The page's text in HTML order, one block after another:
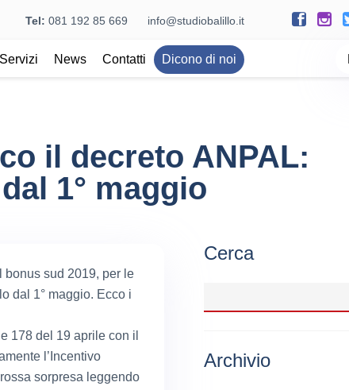
Tel: 081 192 85 669 info@studiobalillo.it
Servizi News Contatti Dicono di noi
il decreto ANPAL:
1° maggio
bonus sud 2019, per le
dal 1° maggio. Ecco i
178 del 19 aprile con il
l’Incentivo
sorpresa leggendo
Cerca
Archivio